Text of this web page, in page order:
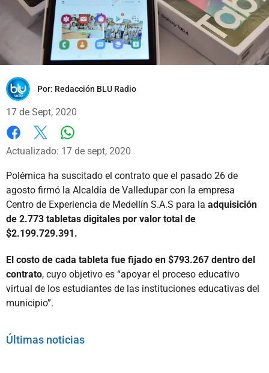
Por: Redacción BLU Radio
17 de Sept, 2020
Facebook
X
Actualizado: 17 de sept, 2020
Polémica ha suscitado el contrato que el pasado 26 de
agosto firmó la Alcaldía de Valledupar con la empresa
Centro de Experiencia de Medellín S.A.S para la adquisición
de 2.773 tabletas digitales por valor total de
$2.199.729.391.
El costo de cada tableta fue fijado en $793.267 dentro del
contrato, cuyo objetivo es “apoyar el proceso educativo
virtual de los estudiantes de las instituciones educativas del
municipio”.
Últimas noticias